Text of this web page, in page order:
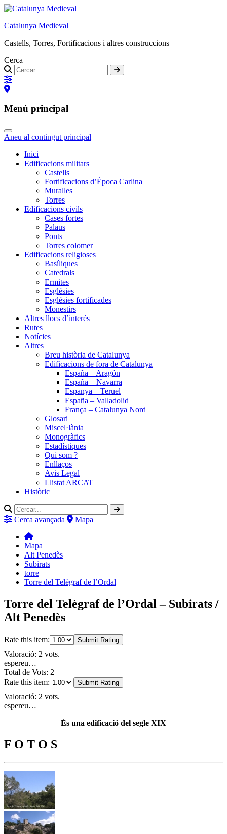
Catalunya Medieval
Castells, Torres, Fortificacions i altres construccions
Cerca
Menú principal
Aneu al contingut principal
Inici
Edificacions militars
Castells
Fortificacions d’Època Carlina
Muralles
Torres
Edificacions civils
Cases fortes
Palaus
Ponts
Torres colomer
Edificacions religioses
Basíliques
Catedrals
Ermites
Esglésies
Esglésies fortificades
Monestirs
Altres llocs d’interés
Rutes
Notícies
Altres
Breu història de Catalunya
Edificacions de fora de Catalunya
España – Aragón
España – Navarra
Espanya – Teruel
España – Valladolid
França – Catalunya Nord
Glosari
Miscel·lània
Monogràfics
Estadístiques
Qui som ?
Enllaços
Avis Legal
Llistat ARCAT
Històric
Cerca avançada Mapa
Mapa
Alt Penedès
Subirats
torre
Torre del Telègraf de l’Ordal
Torre del Telègraf de l’Ordal – Subirats /
Alt Penedès
Rate this item: Submit Rating
Valoració: 2 vots.
espereu…
Total de Vots: 2
Rate this item:
Submit Rating
Valoració: 2 vots.
espereu…
És una edificació del segle XIX
F O T O S